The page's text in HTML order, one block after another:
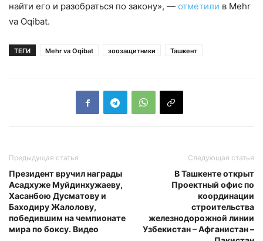
найти его и разобраться по закону», — отметили в Mehr
va Oqibat.
ТЕГИ Mehr va Oqibat зоозащитники Ташкент
Предыдущая статья
Президент вручил награды
Асадхуже Муйдинхужаеву,
Хасанбою Дусматову и
Баходиру Жалолову,
победившим на чемпионате
мира по боксу. Видео
Следующая статья
В Ташкенте открыт
Проектный офис по
координации
строительства
железнодорожной линии
Узбекистан – Афганистан –